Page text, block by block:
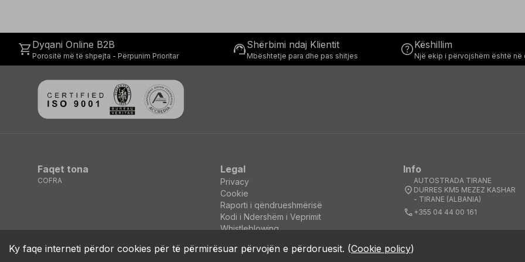
shopping_cartDyqani Online B2B
Porositë më të shpejta - Përpunim Prioritar support_agentShërbimi ndaj Klientit
Mbështetje para dhe pas shitjes helpKëshillim
Një ekip i përvojshëm është në
Faqet tona
COFRA
Legal
Privacy
Cookie
Raporti i qëndrueshmërisë
Kodi i Ndershëm i Veprimit
Whistleblowing
Info
location_on
AUTOSTRADA TIRANE
DURRES KM5 MEZEZ KASHAR
- TIRANE (ALBANIA)
call +355 04 44 00 161
ALBACO SHOES Shpk Kodi Fiskal 3804116 NIPT J61811029V
Ky faqe interneti përdor cookies për të përmirësuar përvojën e përdoruesit. (Cookie policy)